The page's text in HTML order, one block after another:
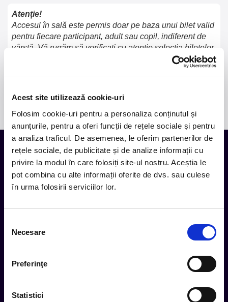
Acest site utilizează cookie-uri
Folosim cookie-uri pentru a personaliza conținutul și
anunțurile, pentru a oferi funcții de rețele sociale și pentru
a analiza traficul. De asemenea, le oferim partenerilor de
rețele sociale, de publicitate și de analize informații cu
privire la modul în care folosiți site-ul nostru. Aceștia le
pot combina cu alte informații oferite de dvs. sau culese
în urma folosirii serviciilor lor.
consimțământului
Necesare
Preferinţe
Statistici
Atenție!
Accesul în sală este permis doar pe baza unui bilet valid
pentru fiecare participant, adult sau copil, indiferent de
vârstă. Vă rugăm să verificați cu atenție selecția biletelor
accesând butonul „Vezi coșul” pentru a vă asigura că
biletele adăugate în coș corespund spectacolului dorit.
Tot ce te intereseaza, direct in
inbox.
evenimentele noi.